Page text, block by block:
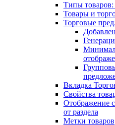
Типы товаров:
Товары и
Торговые
Вкладка
Свойства
Отображение
от раздела
Метки товаров